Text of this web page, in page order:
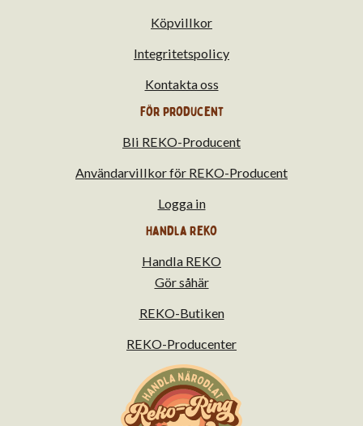
Handla Reko
Handla REKO
Gör såhär
REKO-Butiken
REKO-Producenter
För producent
Bli REKO-Producent
Användarvillkor för REKO-Producent
Logga in
Köpvillkor
Integritetspolicy
Kontakta oss